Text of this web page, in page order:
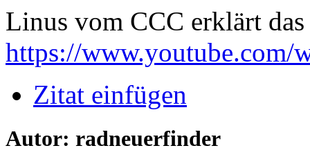
Linus vom CCC erklärt
https://
Zitat einfügen
Autor: radneuerfinder